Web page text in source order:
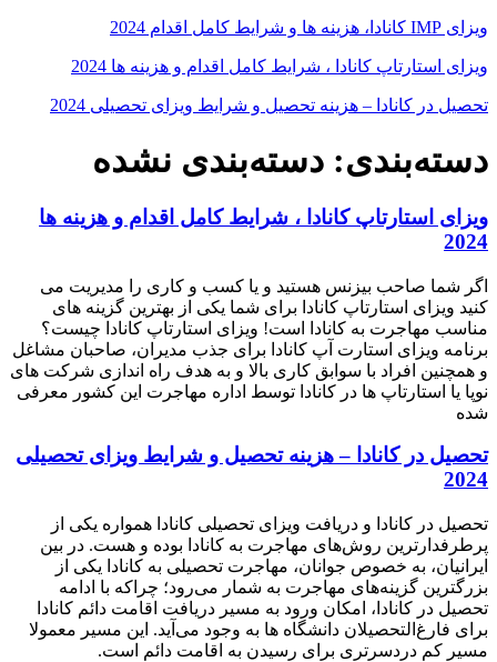
ویزای IMP کانادا، هزینه ها و شرایط کامل اقدام 2024
ویزای استارتاپ کانادا ، شرایط کامل اقدام و هزینه ها 2024
تحصیل در کانادا – هزینه‌ تحصیل و شرایط ویزای تحصیلی 2024
دسته‌بندی: دسته‌بندی نشده
ویزای استارتاپ کانادا ، شرایط کامل اقدام و هزینه ها
2024
اگر شما صاحب بیزنس هستید و یا کسب و کاری را مدیریت می
کنید ویزای استارتاپ کانادا برای شما یکی از بهترین گزینه های
مناسب مهاجرت به کانادا است! ویزای استارتاپ کانادا چیست؟
برنامه ویزای استارت آپ کانادا برای جذب مدیران، صاحبان مشاغل
و همچنین افراد با سوابق کاری بالا و به هدف راه اندازی شرکت های
نوپا یا استارتاپ ها در کانادا توسط اداره مهاجرت این کشور معرفی
شده
تحصیل در کانادا – هزینه‌ تحصیل و شرایط ویزای تحصیلی
2024
تحصیل در کانادا و دریافت ویزای تحصیلی کانادا همواره یکی از
پرطرفدارترین روش‌های مهاجرت به کانادا بوده و هست. در بین
ایرانیان، به خصوص جوانان، مهاجرت تحصیلی به کانادا یکی از
بزرگترین گزینه‌های مهاجرت به شمار می‌رود؛ چراکه با ادامه
تحصیل در کانادا، امکان ورود به مسیر دریافت اقامت دائم کانادا
برای فارغ‌التحصیلان دانشگاه ها به وجود می‌آید. این مسیر معمولا
مسیر کم دردسرتری برای رسیدن به اقامت دائم است.